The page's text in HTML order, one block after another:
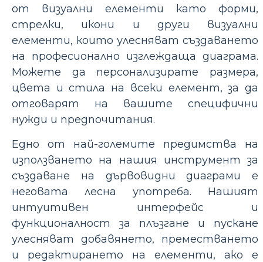
от визуални елементи като форми,
стрелки, икони и други визуални
елементи, които улесняват създаването
на професионално изглеждаща диаграма.
Можете да персонализирате размера,
цвета и стила на всеки елемент, за да
отговарят на вашите специфични
нужди и предпочитания.
Едно от най-големите предимства на
използването на нашия инструмент за
създаване на дървовидни диаграми е
неговата лесна употреба. Нашият
интуитивен интерфейс и
функционалност за плъзгане и пускане
улесняват добавянето, преместването
и редактирането на елементи, ако е